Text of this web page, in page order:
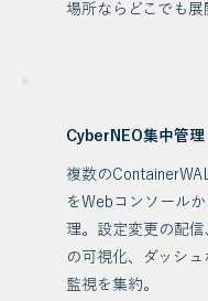
場所ならどこでも展
CyberNEO集中管理
複数の
をWebコンソール
理。設定変更の配信
の可視化、ダッシュ
監視を集約。